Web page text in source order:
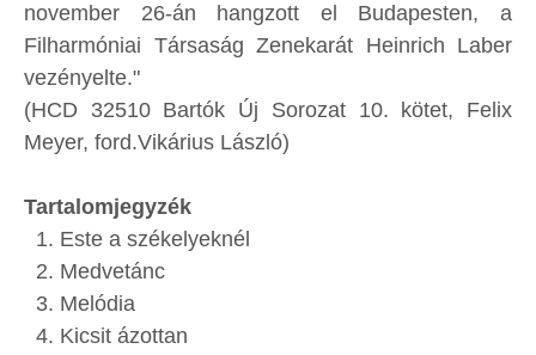
november 26-án hangzott el Budapesten, a
Filharmóniai Társaság Zenekarát Heinrich Laber
vezényelte."
(HCD 32510 Bartók Új Sorozat 10. kötet, Felix
Meyer, ford.Vikárius László)
Tartalomjegyzék
Este a székelyeknél
Medvetánc
Melódia
Kicsit ázottan